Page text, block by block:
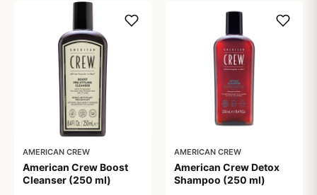
AMERICAN CREW
American Crew Boost
Cleanser (250 ml)
AMERICAN CREW
American Crew Detox
Shampoo (250 ml)